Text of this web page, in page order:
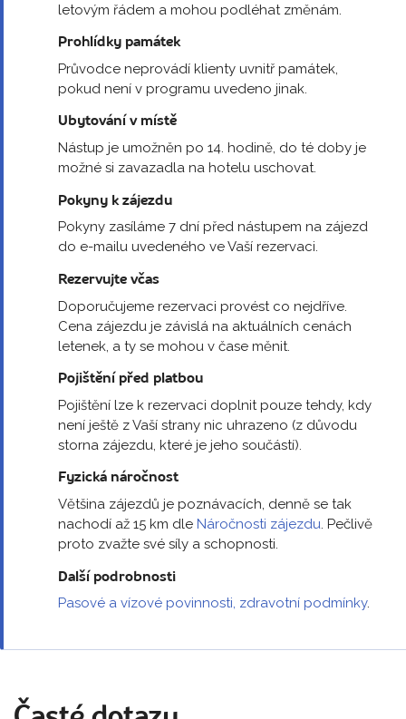
letovým řádem a mohou podléhat změnám.
Prohlídky památek
Průvodce neprovádí klienty uvnitř památek,
pokud není v programu uvedeno jinak.
Ubytování v místě
Nástup je umožněn po 14. hodině, do té doby je
možné si zavazadla na hotelu uschovat.
Pokyny k zájezdu
Pokyny zasíláme 7 dní před nástupem na zájezd
do e-mailu uvedeného ve Vaší rezervaci.
Rezervujte včas
Doporučujeme rezervaci provést co nejdříve.
Cena zájezdu je závislá na aktuálních cenách
letenek, a ty se mohou v čase měnit.
Pojištění před platbou
Pojištění lze k rezervaci doplnit pouze tehdy, kdy
není ještě z Vaší strany nic uhrazeno (z důvodu
storna zájezdu, které je jeho součástí).
Fyzická náročnost
Většina zájezdů je poznávacích, denně se tak
nachodí až 15 km dle Náročnosti zájezdu. Pečlivě
proto zvažte své síly a schopnosti.
Další podrobnosti
Pasové a vízové povinnosti, zdravotní podmínky.